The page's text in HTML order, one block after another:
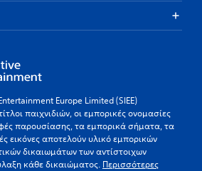
Europe Limited (SIEE)
παιχνιδιών, οι εμπορικές ονομασίες
παρουσίασης, τα εμπορικά σήματα, τα
εικόνες αποτελούν υλικό εμπορικών
δικαιωμάτων των αντίστοιχων
κάθε δικαιώματος. Περισσότερες